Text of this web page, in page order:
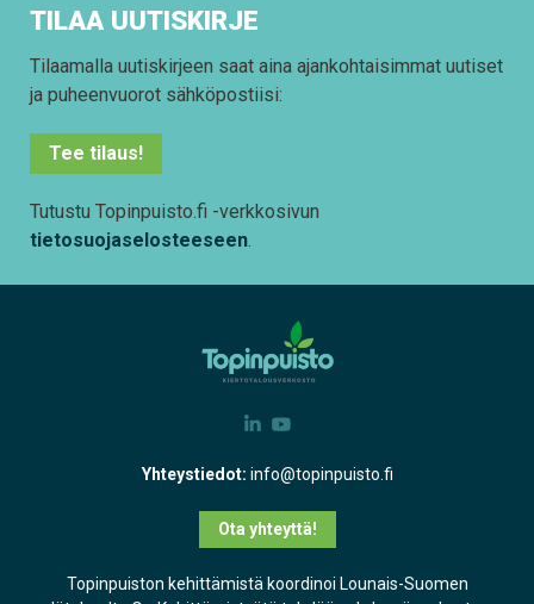
TILAA UUTISKIRJE
Tilaamalla uutiskirjeen saat aina ajankohtaisimmat uutiset
ja puheenvuorot sähköpostiisi:
Tee tilaus!
Tutustu Topinpuisto.fi -verkkosivun
tietosuojaselosteeseen.
Yhteystiedot: info@topinpuisto.fi
Ota yhteyttä!
Topinpuiston kehittämistä koordinoi Lounais-Suomen